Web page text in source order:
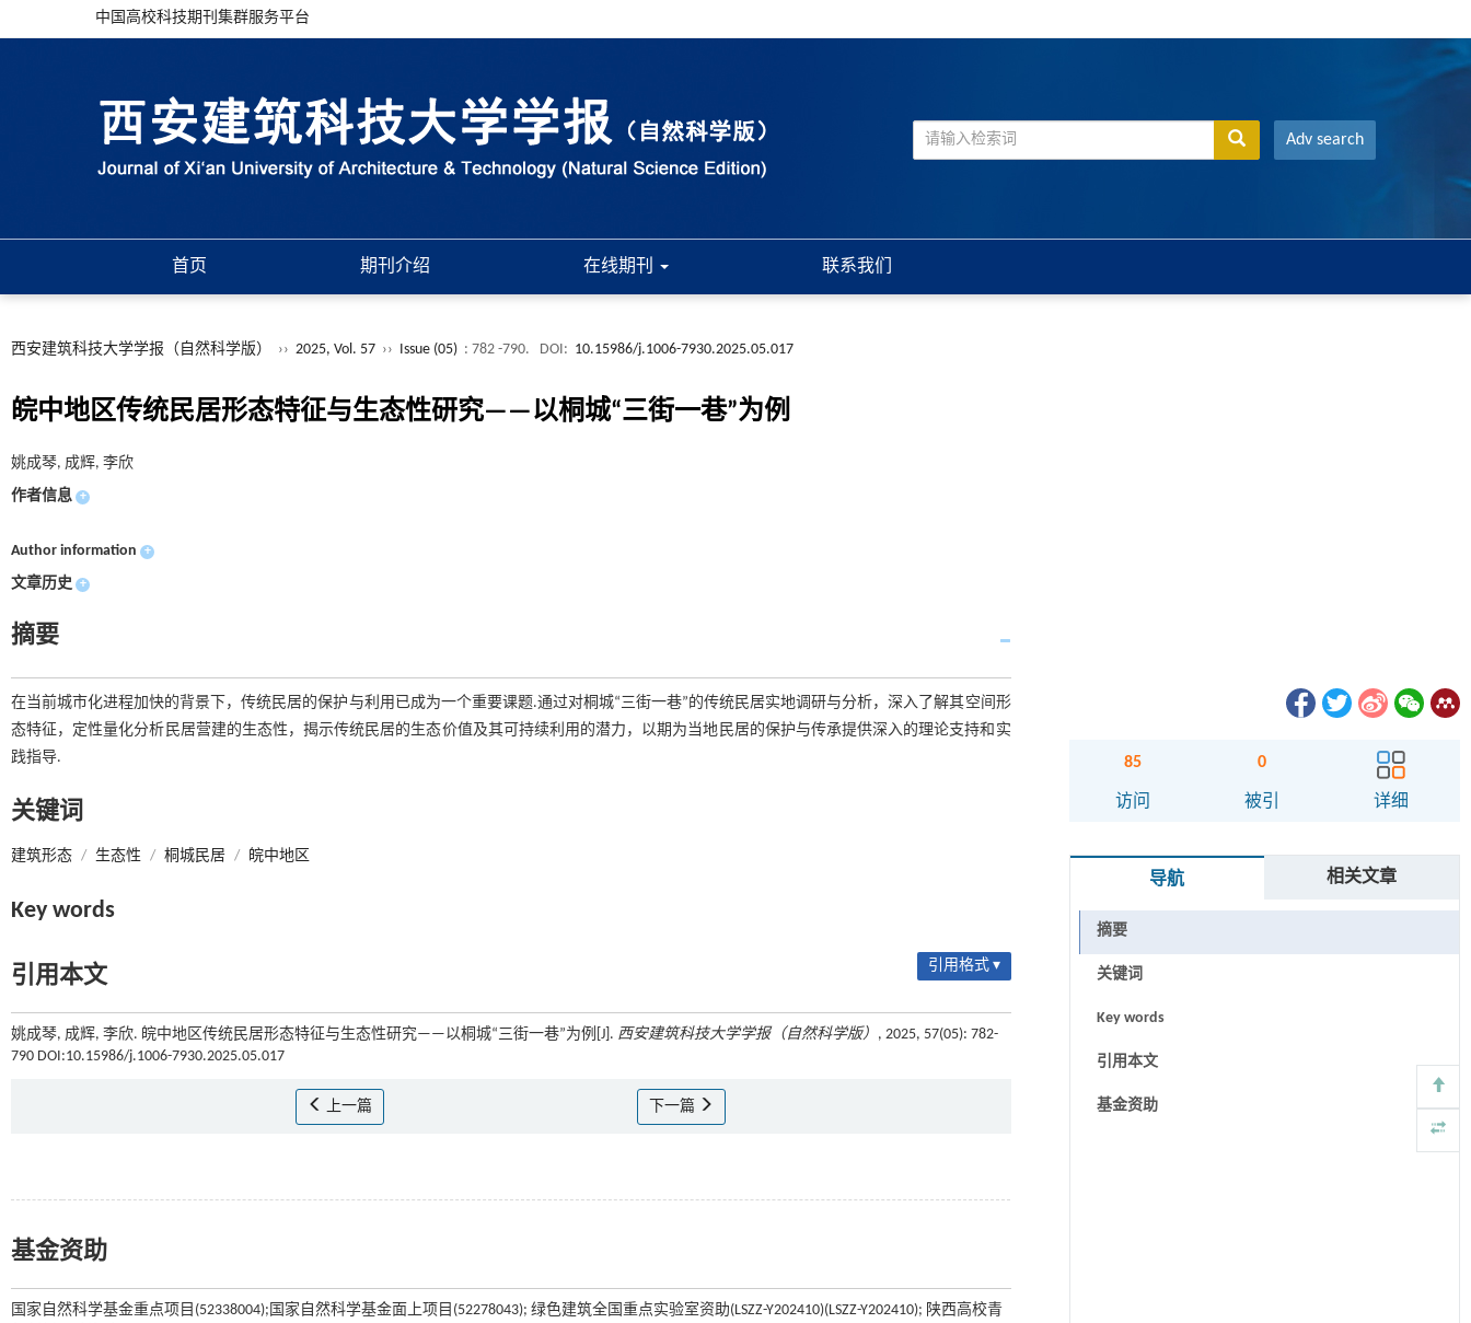
中国高校科技期刊集群服务平台
Adv search
首页 期刊介绍 在线期刊 联系我们
西安建筑科技大学学报（自然科学版） ›› 2025, Vol. 57 ›› Issue (05) : 782 -790. DOI: 10.15986/j.1006-7930.2025.05.017
皖中地区传统民居形态特征与生态性研究——以桐城“三街一巷”为例
姚成琴, 成辉, 李欣
作者信息 +
Author information +
文章历史 +
摘要
在当前城市化进程加快的背景下，传统民居的保护与利用已成为一个重要课题.通过对桐城“三街一巷”的传统民居实地调研与分析，深入了解其空间形
态特征，定性量化分析民居营建的生态性，揭示传统民居的生态价值及其可持续利用的潜力，以期为当地民居的保护与传承提供深入的理论支持和实
践指导.
关键词
建筑形态 / 生态性 / 桐城民居 / 皖中地区
Key words
引用本文 引用格式 ▾
姚成琴, 成辉, 李欣. 皖中地区传统民居形态特征与生态性研究——以桐城“三街一巷”为例[J]. 西安建筑科技大学学报（自然科学版） , 2025, 57(05): 782-
790 DOI:10.15986/j.1006-7930.2025.05.017
上一篇 下一篇
基金资助
国家自然科学基金重点项目(52338004);国家自然科学基金面上项目(52278043); 绿色建筑全国重点实验室资助(LSZZ-Y202410)(LSZZ-Y202410); 陕西高校青
85
访问
0
被引 详细
导航 相关文章
摘要
关键词
Key words
引用本文
基金资助